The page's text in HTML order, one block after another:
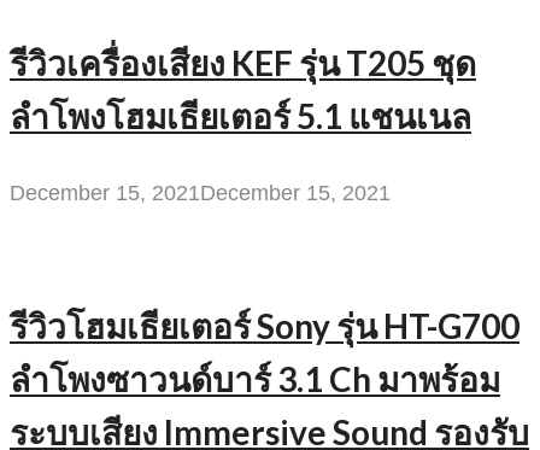
รีวิวเครื่องเสียง KEF รุ่น T205 ชุด
ลำโพงโฮมเธียเตอร์ 5.1 แชนเนล
December 15, 2021December 15, 2021
รีวิวโฮมเธียเตอร์ Sony รุ่น HT-G700
ลำโพงซาวนด์บาร์ 3.1 Ch มาพร้อม
ระบบเสียง Immersive Sound รองรับ